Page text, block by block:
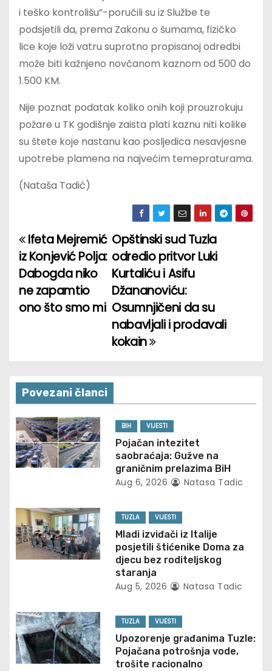
i teško kontrolišu”-poručili su iz Službe te
podsjetili da, prema Zakonu o šumama, fizičko
lice koje loži vatru suprotno propisanoj odredbi
može biti kažnjeno novčanom kaznom od 500 do
1.500 KM.
Nije poznat podatak koliko onih koji prouzrokuju
požare u TK godišnje zaista plati kaznu niti kolike
su štete koje nastanu kao posljedica nesavjesne
upotrebe plamena na najvećim temepraturama.
(Nataša Tadić)
P
o
s
v
i
g
a
i
o
Opštinski sud Tuzla
odredio pritvor Luki
Kurtaliću i Asifu
Džananoviću:
Osumnjičeni da su
nabavljali i prodavali
kokain
Ifeta Mejremić
iz Konjević Polja:
Dabogda niko
ne zapamtio
ono što smo mi
Povezani članci
BIH VIJESTI
Pojačan intezitet
saobraćaja: Gužve na
graničnim prelazima BiH
Aug 6, 2026 Natasa Tadic
TUZLA VIJESTI
Mladi izviđači iz Italije
posjetili štićenike Doma za
djecu bez roditeljskog
staranja
Aug 5, 2026 Natasa Tadic
TUZLA VIJESTI
Upozorenje građanima Tuzle:
Pojačana potrošnja vode,
trošite racionalno